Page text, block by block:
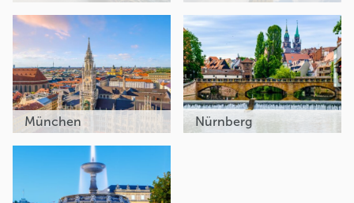
München Nürnberg